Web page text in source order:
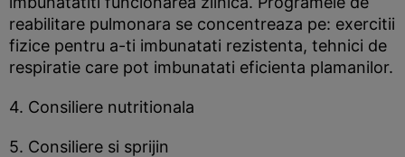
reabilitare pulmonara se concentreaza pe: exercitii
fizice pentru a-ti imbunatati rezistenta, tehnici de
respiratie care pot imbunatati eficienta plamanilor.
4. Consiliere nutritionala
5. Consiliere si sprijin